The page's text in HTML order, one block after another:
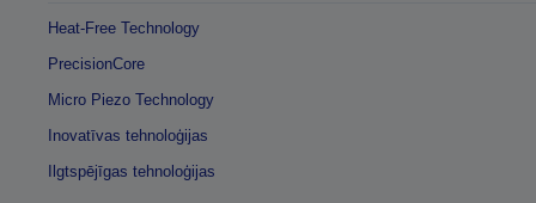
Heat-Free Technology
PrecisionCore
Micro Piezo Technology
Inovatīvas tehnoloģijas
Ilgtspējīgas tehnoloģijas